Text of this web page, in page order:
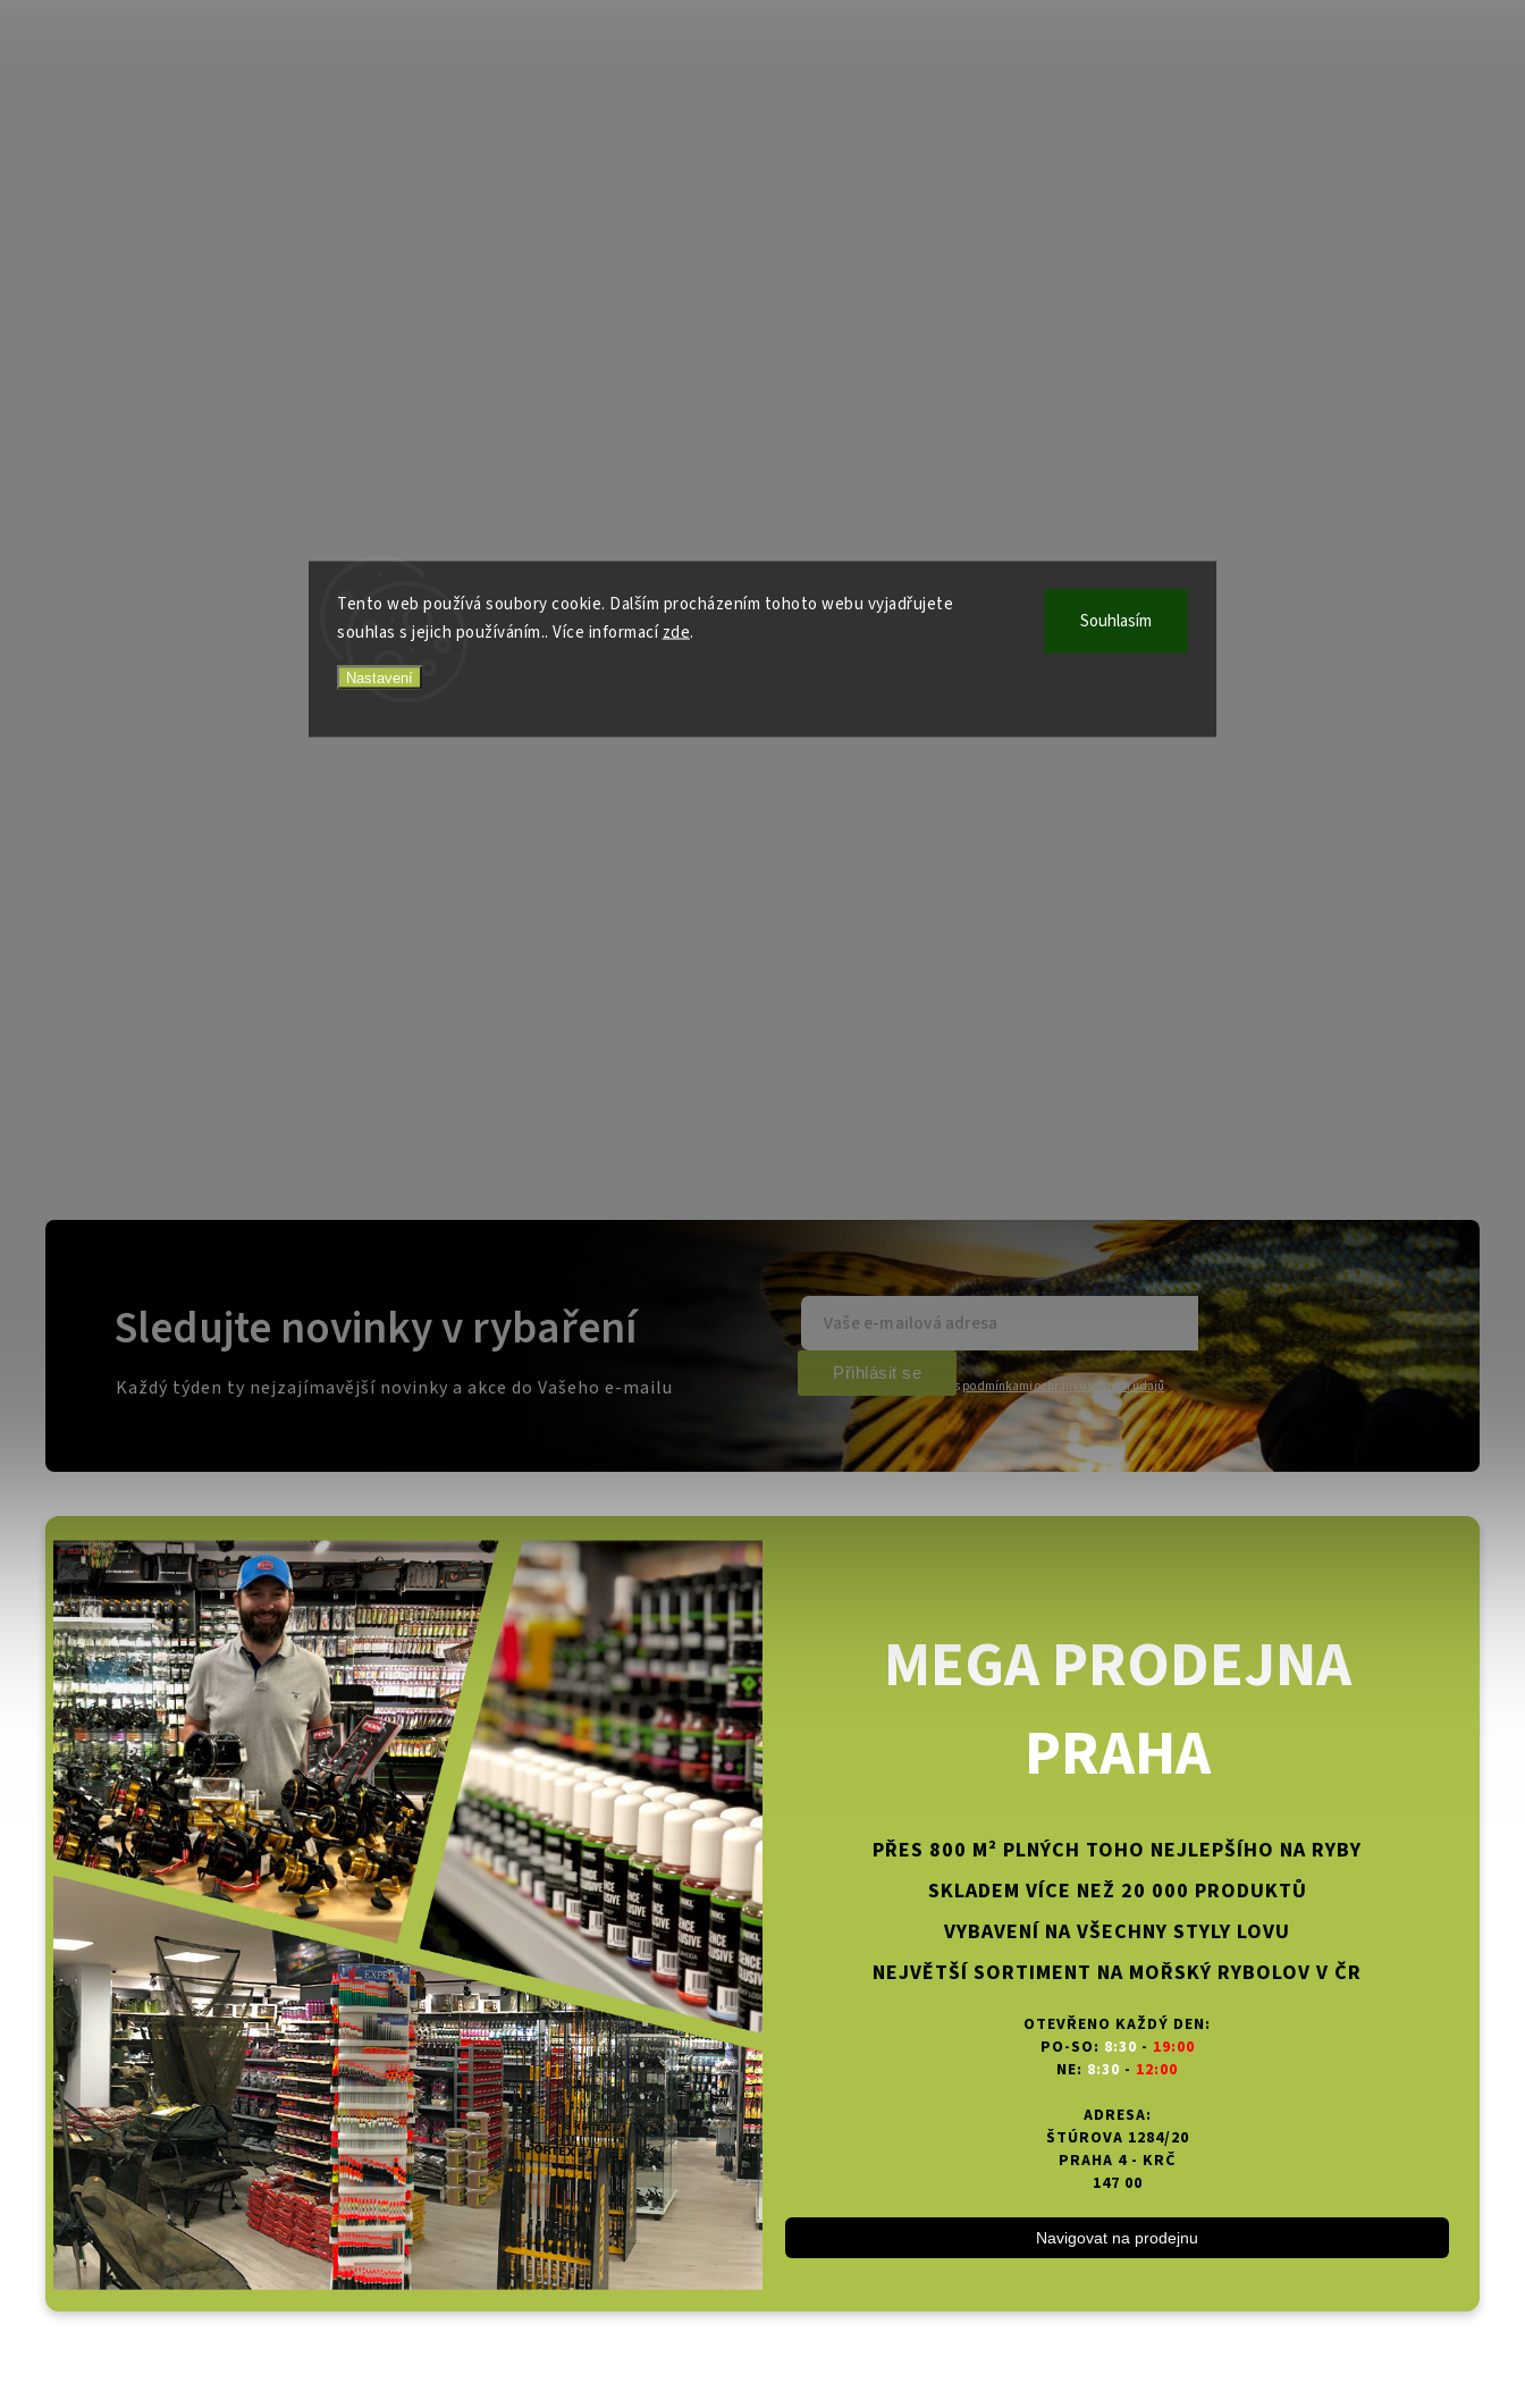
Tento web používá soubory cookie. Dalším procházením tohoto webu vyjadřujete
souhlas s jejich používáním.. Více informacízde.
Nastavení
Souhlasím
MEGA PRODEJNA
PRAHA
PŘES 800 M² PLNÝCH TOHO NEJLEPŠÍHO NA RYBY
SKLADEM VÍCE NEŽ 20 000 PRODUKTŮ
VYBAVENÍ NA VŠECHNY STYLY LOVU
NEJVĚTŠÍ SORTIMENT NA MOŘSKÝ RYBOLOV V ČR
OTEVŘENO KAŽDÝ DEN:
PO-SO: 8:30 - 19:00
NE: 8:30 - 12:00
ADRESA:
ŠTÚROVA 1284/20
PRAHA 4 - KRČ
147 00
Navigovat na prodejnu
Sledujte novinky v rybaření
Každý týden ty nejzajímavější novinky a akce do Vašeho e-mailu Vložením e-mailu souhlasíte spodmínkami ochrany osobních údajů
Přihlásit se